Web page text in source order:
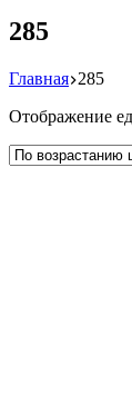
285
Главная 285
Отображение